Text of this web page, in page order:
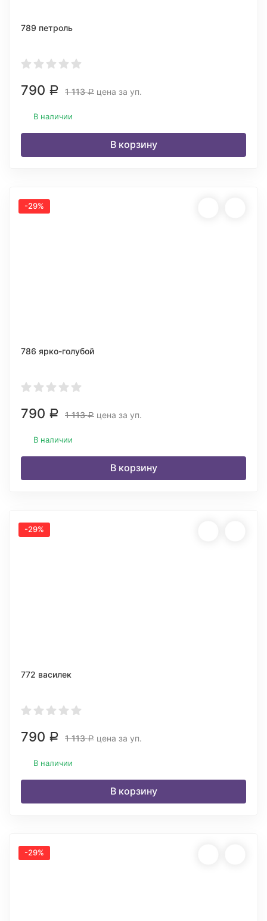
789 петроль
790 Р 1 113Р цена за уп.
В наличии
В корзину
-29%
786 ярко-голубой
790 Р 1 113Р цена за уп.
В наличии
В корзину
-29%
772 василек
790 Р 1 113Р цена за уп.
В наличии
В корзину
-29%